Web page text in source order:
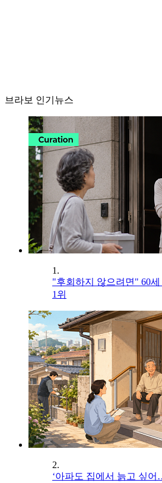
브라보 인기뉴스
1.
"후회하지 않으려면" 60
1위
2.
‘아파도 집에서 늙고 싶어